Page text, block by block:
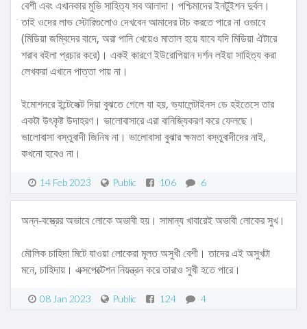
বেশী এবং এখানকার মুভি সাহিত্য সব আলাদা। পশ্চিমাদের ইনটুইশন দুর্বল।
তাই ওদের লাভ স্টোরিগুলোও দেখবেন আমাদের টাচ করতে পারে না ওভাবে
(মিডিয়া জম্বিদের বাদে, অরা পানি খেয়েও মাতাল হয়ে যাবে যদি মিডিয়া ঐটারে
শরাব বইলা প্রচার করে)। একই কারণে ইউরোপিয়ান দর্শন লইয়া সাহিত্য করা
লেখকরা এখানে পাত্তা পায় না।
ইমোশনরে ইন্টেলেক্ট দিয়া বুঝতে গেলে যা হয়, ভ্যালেন্টাইনস ডে হইতেসে তার
একটা উৎকৃষ্ট উদাহরণ। ভালোবাসারে এরা বানিজ্যিকরণ করে ফেলছে।
ভালোবাসা বস্তুবাদী জিনিষ না। ভালোবাসা বুঝার ক্ষমতা বস্তুবাদীদের নাই,
কখনো হবেও না।
14 Feb 2023 Public 106 6
অন্ন-বস্ত্রের অভাবে লোকে অভাবী হয়। সামান্য খাবারেই অভাবী লোকের সুখ।
মৌলিক চাহিদা মিটে যাওয়া লোকেরা মূলত অসুখী বেশী। তাদের এই অসুখটা
মনে, চাহিদায়। এক্সপেক্টেশন নিয়ন্ত্রন করে তারাও সুখী হতে পারে।
08 Jan 2023 Public 124 4